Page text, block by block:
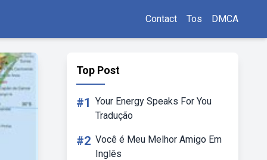
Contact Tos DMCA
Top Post
#1 Your Energy Speaks For You
Tradução
#2 Você é Meu Melhor Amigo Em
Inglês